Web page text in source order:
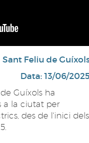
Sant Feliu de
Data: 13/06/
Guíxols ha
a la ciutat per
des de l'inici dels